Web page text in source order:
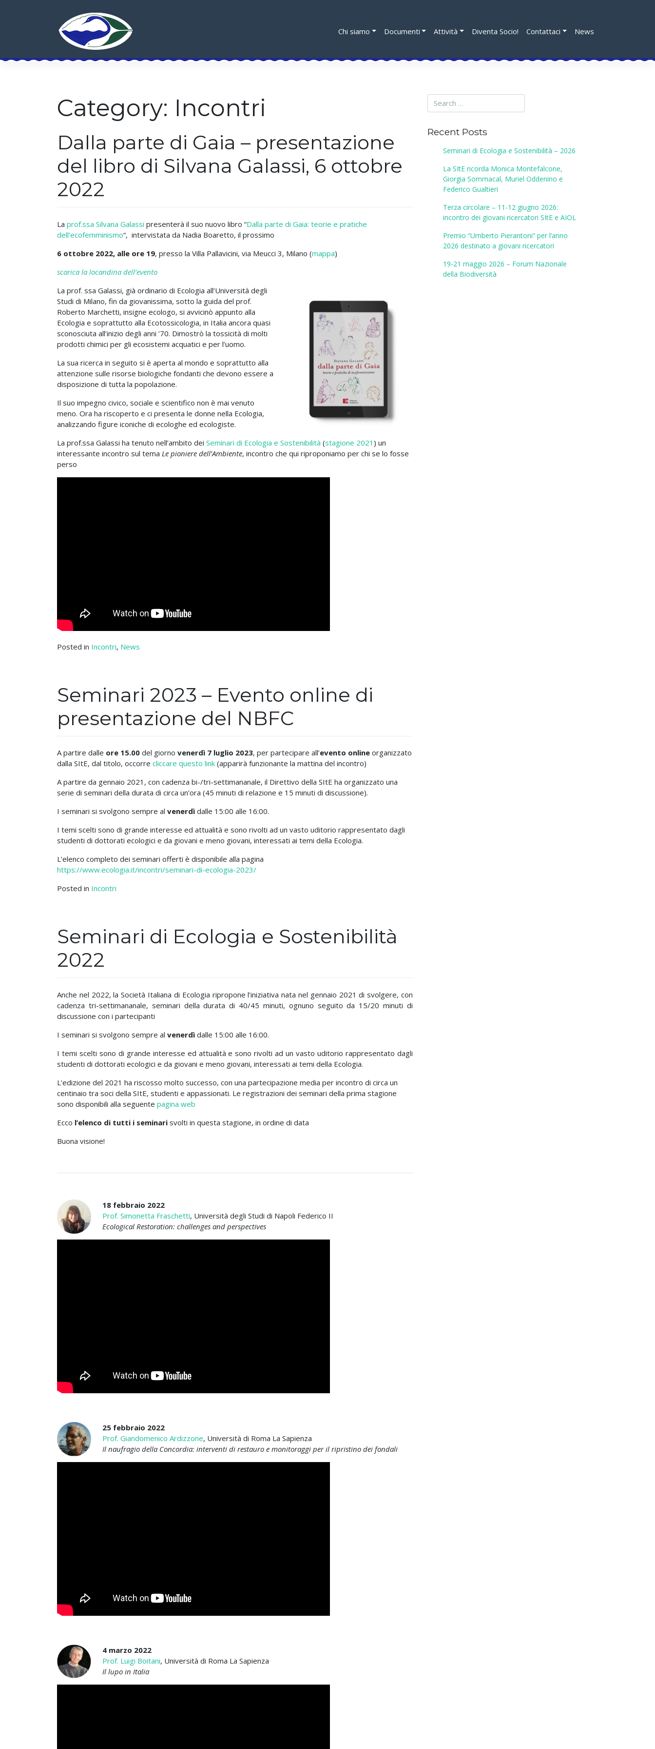
Chi siamo Documenti Attività Diventa Socio! Contattaci News
Category: Incontri
Dalla parte di Gaia – presentazione
del libro di Silvana Galassi, 6 ottobre
2022
La prof.ssa Silvana Galassi presenterà il suo nuovo libro “Dalla parte di Gaia: teorie e pratiche
dell’ecofemminismo“, intervistata da Nadia Boaretto, il prossimo
6 ottobre 2022, alle ore 19, presso la Villa Pallavicini, via Meucci 3, Milano (mappa)
scarica la locandina dell’evento
La prof. ssa Galassi, già ordinario di Ecologia all’Università degli
Studi di Milano, fin da giovanissima, sotto la guida del prof.
Roberto Marchetti, insigne ecologo, si avvicinò appunto alla
Ecologia e soprattutto alla Ecotossicologia, in Italia ancora quasi
sconosciuta all’inizio degli anni ’70. Dimostrò la tossicità di molti
prodotti chimici per gli ecosistemi acquatici e per l’uomo.
La sua ricerca in seguito si è aperta al mondo e soprattutto alla
attenzione sulle risorse biologiche fondanti che devono essere a
disposizione di tutta la popolazione.
Il suo impegno civico, sociale e scientifico non è mai venuto
meno. Ora ha riscoperto e ci presenta le donne nella Ecologia,
analizzando figure iconiche di ecologhe ed ecologiste.
La prof.ssa Galassi ha tenuto nell’ambito dei Seminari di Ecologia e Sostenibilità (stagione 2021 ) un
interessante incontro sul tema Le pioniere dell’Ambiente, incontro che qui riproponiamo per chi se lo fosse
perso
Posted in Incontri, News
Seminari 2023 – Evento online di
presentazione del NBFC
A partire dalle ore 15.00 del giorno venerdì 7 luglio 2023, per partecipare all’evento online organizzato
dalla SItE, dal titolo, occorre cliccare questo link (apparirà funzionante la mattina del incontro)
A partire da gennaio 2021, con cadenza bi-/tri-settimananale, il Direttivo della SItE ha organizzato una
serie di seminari della durata di circa un’ora (45 minuti di relazione e 15 minuti di discussione).
I seminari si svolgono sempre al venerdì dalle 15:00 alle 16:00.
I temi scelti sono di grande interesse ed attualità e sono rivolti ad un vasto uditorio rappresentato dagli
studenti di dottorati ecologici e da giovani e meno giovani, interessati ai temi della Ecologia.
L’elenco completo dei seminari offerti è disponibile alla pagina
https://www.ecologia.it/incontri/seminari-di-ecologia-2023/
Posted in Incontri
Seminari di Ecologia e Sostenibilità
2022
Anche nel 2022, la Società Italiana di Ecologia ripropone l’iniziativa nata nel gennaio 2021 di svolgere, con
cadenza tri-settimananale, seminari della durata di 40/45 minuti, ognuno seguito da 15/20 minuti di
discussione con i partecipanti
I seminari si svolgono sempre al venerdì dalle 15:00 alle 16:00.
I temi scelti sono di grande interesse ed attualità e sono rivolti ad un vasto uditorio rappresentato dagli
studenti di dottorati ecologici e da giovani e meno giovani, interessati ai temi della Ecologia.
L’edizione del 2021 ha riscosso molto successo, con una partecipazione media per incontro di circa un
centinaio tra soci della SItE, studenti e appassionati. Le registrazioni dei seminari della prima stagione
sono disponibili alla seguente pagina web
Ecco l’elenco di tutti i seminari svolti in questa stagione, in ordine di data
Buona visione!
18 febbraio 2022
Prof. Simonetta Fraschetti, Università degli Studi di Napoli Federico II
Ecological Restoration: challenges and perspectives
25 febbraio 2022
Prof. Giandomenico Ardizzone, Università di Roma La Sapienza
Il naufragio della Concordia: interventi di restauro e monitoraggi per il ripristino dei fondali
4 marzo 2022
Prof. Luigi Boitani, Università di Roma La Sapienza
Il lupo in Italia
Recent Posts
Seminari di Ecologia e Sostenibilità – 2026
La SItE ricorda Monica Montefalcone,
Giorgia Sommacal, Muriel Oddenino e
Federico Gualtieri
Terza circolare – 11-12 giugno 2026:
incontro dei giovani ricercatori SItE e AIOL
Premio “Umberto Pierantoni” per l’anno
2026 destinato a giovani ricercatori
19-21 maggio 2026 – Forum Nazionale
della Biodiversità